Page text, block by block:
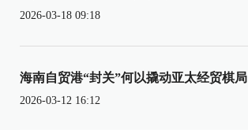
2026-03-18 09:18
海南自贸港“封关”何以撬动亚太经贸棋局
2026-03-12 16:12